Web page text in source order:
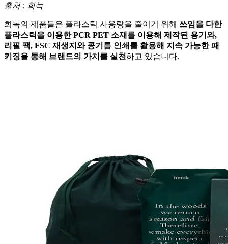
출처 : 희녹
희녹의 제품들은 플라스틱 사용량을 줄이기 위해 쓰임을 다한
플라스틱을 이용한 PCR PET 소재를 이용해 제작된 용기와,
리필 팩, FSC 재생지와 콩기름 인쇄를 활용해 지속 가능한 패
키징을 통해 브랜드의 가치를 실천하고 있습니다.